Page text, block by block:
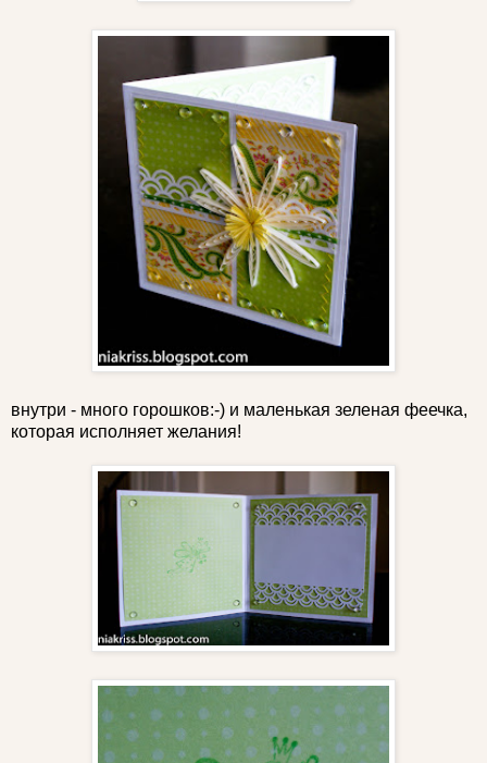
внутри - много горошков:-) и маленькая зеленая феечка,
которая исполняет желания!